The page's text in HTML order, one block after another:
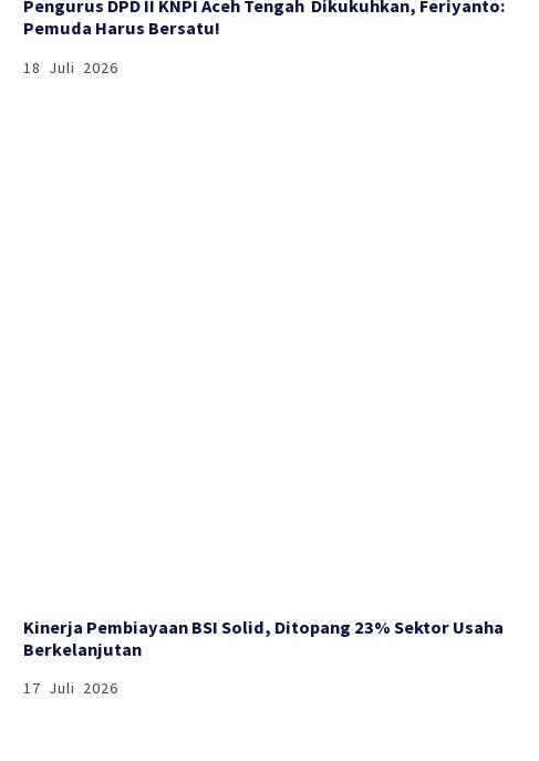
‎Pengurus DPD II KNPI Aceh Tengah Dikukuhkan, Feriyanto:
Pemuda Harus Bersatu!
18 Juli 2026
Kinerja Pembiayaan BSI Solid, Ditopang 23% Sektor Usaha
Berkelanjutan
17 Juli 2026